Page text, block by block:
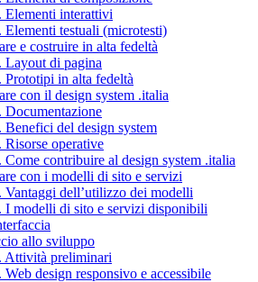
Elementi interattivi
Elementi testuali (microtesti)
e costruire in alta fedeltà
Layout di pagina
Prototipi in alta fedeltà
con il design system .italia
Documentazione
Benefici del design system
Risorse operative
Come contribuire al design system .italia
con i modelli di sito e servizi
Vantaggi dell’utilizzo dei modelli
I modelli di sito e servizi disponibili
allo sviluppo
Attività preliminari
Web design responsivo e accessibile